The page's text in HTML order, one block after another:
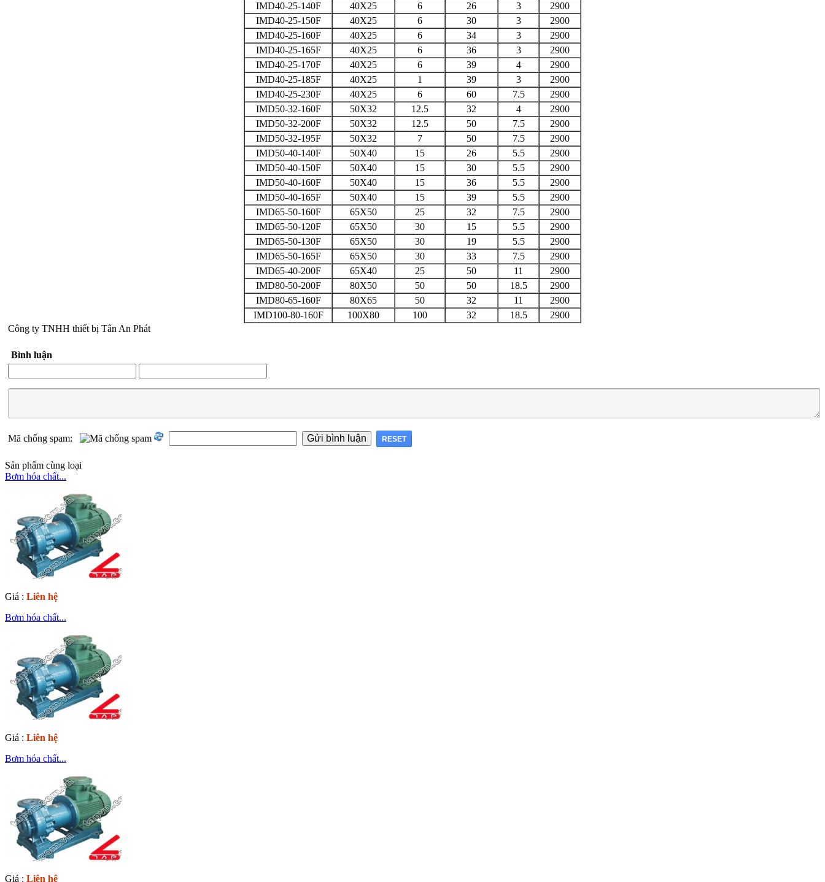
IMD40-25-140F
40X25 6 26 3
2900
IMD40-25-150F
40X25 6 30 3
2900
IMD40-25-160F
40X25 6 34 3
2900
IMD40-25-165F
40X25 6 36 3
2900
IMD40-25-170F
40X25 6 39 4
2900
IMD40-25-185F
40X25 1 39 3
2900
IMD40-25-230F
40X25 6 60 7.5
2900
IMD50-32-160F
50X32 12.5 32 4
2900
IMD50-32-200F
50X32 12.5 50 7.5
2900
IMD50-32-195F
50X32 7 50 7.5
2900
IMD50-40-140F
50X40 15 26 5.5
2900
IMD50-40-150F
50X40 15 30 5.5
2900
IMD50-40-160F
50X40 15 36 5.5
2900
IMD50-40-165F
50X40 15 39 5.5
2900
IMD65-50-160F
65X50 25 32 7.5
2900
IMD65-50-120F
65X50 30 15 5.5
2900
IMD65-50-130F
65X50 30 19 5.5
2900
IMD65-50-165F
65X50 30 33 7.5
2900
IMD65-40-200F
65X40 25 50 11
2900
IMD80-50-200F
80X50 50 50 18.5
2900
IMD80-65-160F
80X65 50 32 11
2900
IMD100-80-160F
100X80 100 32 18.5
2900
Công ty TNHH thiết bị Tân An Phát
Bình luận
Mã chống spam:
Sản phẩm cùng loại
Bơm hóa chất...
Giá : Liên hệ
Bơm hóa chất...
Giá : Liên hệ
Bơm hóa chất...
Giá : Liên hệ